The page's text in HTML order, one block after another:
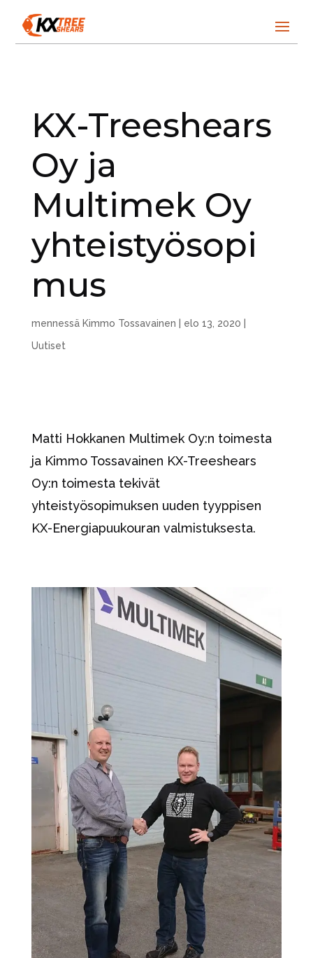
KX-Treeshears
Oy ja
Multimek Oy
yhteistyösopi
mus
mennessä Kimmo Tossavainen elo 13, 2020
Uutiset
Matti Hokkanen Multimek Oy:n toimesta
ja Kimmo Tossavainen KX-Treeshears
Oy:n toimesta tekivät
yhteistyösopimuksen uuden tyyppisen
KX-Energiapuukouran valmistuksesta.